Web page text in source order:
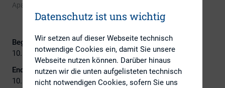
Apaton Finance GmbH und GBC Research
Beginn:
10. Oktober 2023
Ende:
10. Oktober 2023
Datenschutz ist uns wichtig
Wir setzen auf dieser Webseite technisch
notwendige Cookies ein, damit Sie unsere
Webseite nutzen können. Darüber hinaus
nutzen wir die unten aufgelisteten technisch
nicht notwendigen Cookies, sofern Sie uns